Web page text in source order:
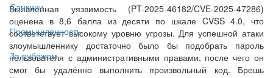
Санкции
Промышленность
За рубежом
Выявленная уязвимость (PT-2025-46182/CVE-2025-47286)
оценена в 8,6 балла из десяти по шкале CVSS 4.0, что
соответствует высокому уровню угрозы. Для успешной атаки
злоумышленнику достаточно было бы подобрать пароль
пользователя с административными правами, после чего он
смог бы удалённо выполнить произвольный код. Брешь